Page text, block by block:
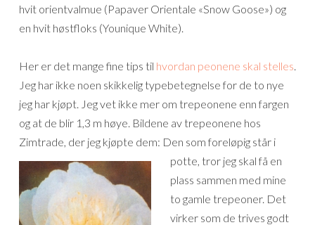
hvit orientvalmue (Papaver Orientale «Snow Goose») og
en hvit høstfloks (Younique White).
Her er det mange fine tips til hvordan peonene skal stelles.
Jeg har ikke noen skikkelig typebetegnelse for de to nye
jeg har kjøpt. Jeg vet ikke mer om trepeonene enn fargen
og at de blir 1,3 m høye. Bildene av trepeonene hos
Zimtrade, der jeg kjøpte dem: Den som foreløpig står i
potte, tror jeg skal få en
plass sammen med mine
to gamle trepeoner. Det
virker som de trives godt